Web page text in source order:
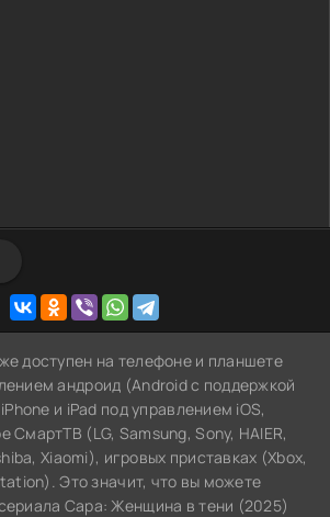
доступен на телефоне и планшете
андроид (Android с поддержкой
и iPad под управлением iOS,
СмартТВ (LG, Samsung, Sony, HAIER,
Xiaomi), игровых приставках (Xbox,
Это значит, что вы можете
Сара: Женщина в тени (2025)